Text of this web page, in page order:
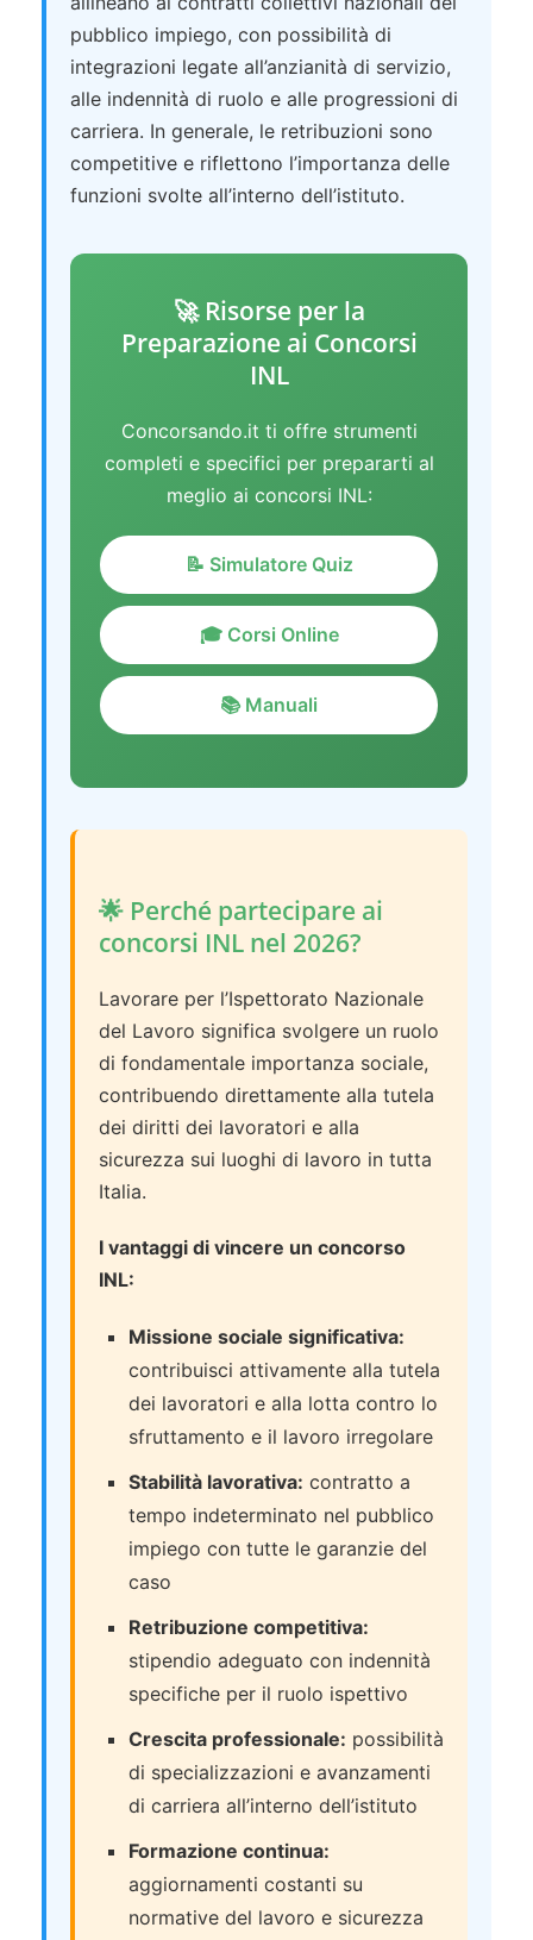
pubblico impiego, con possibilità di
integrazioni legate all’anzianità di servizio,
alle indennità di ruolo e alle progressioni di
carriera. In generale, le retribuzioni sono
competitive e riflettono l’importanza delle
funzioni svolte all’interno dell’istituto.
🚀 Risorse per la
Preparazione ai Concorsi
INL
Concorsando.it ti offre strumenti
completi e specifici per prepararti al
meglio ai concorsi INL:
📝 Simulatore Quiz
🎓 Corsi Online
📚 Manuali
🌟 Perché partecipare ai
concorsi INL nel 2026?
Lavorare per l’Ispettorato Nazionale
del Lavoro significa svolgere un ruolo
di fondamentale importanza sociale,
contribuendo direttamente alla tutela
dei diritti dei lavoratori e alla
sicurezza sui luoghi di lavoro in tutta
Italia.
I vantaggi di vincere un concorso
INL:
Missione sociale significativa:
contribuisci attivamente alla tutela
dei lavoratori e alla lotta contro lo
sfruttamento e il lavoro irregolare
Stabilità lavorativa: contratto a
tempo indeterminato nel pubblico
impiego con tutte le garanzie del
caso
Retribuzione competitiva:
stipendio adeguato con indennità
specifiche per il ruolo ispettivo
Crescita professionale: possibilità
di specializzazioni e avanzamenti
di carriera all’interno dell’istituto
Formazione continua:
aggiornamenti costanti su
normative del lavoro e sicurezza